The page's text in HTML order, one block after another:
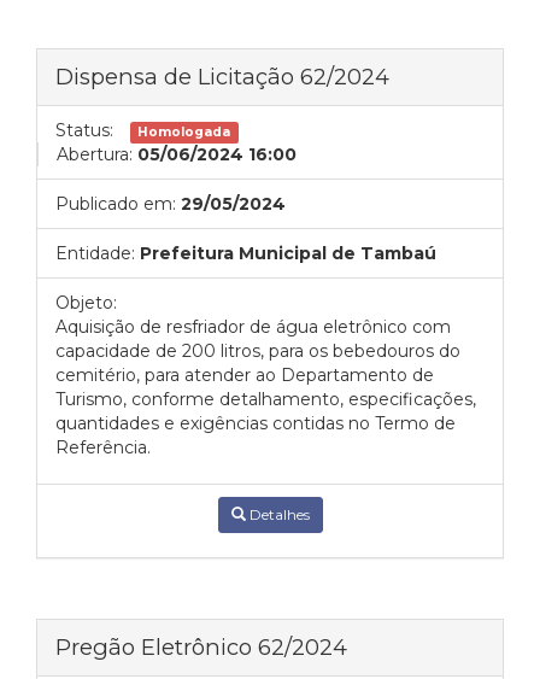
Dispensa de Licitação 62/2024
Status: Homologada
Abertura: 05/06/2024 16:00
Publicado em: 29/05/2024
Entidade: Prefeitura Municipal de Tambaú
Objeto:
Aquisição de resfriador de água eletrônico com
capacidade de 200 litros, para os bebedouros do
cemitério, para atender ao Departamento de
Turismo, conforme detalhamento, especificações,
quantidades e exigências contidas no Termo de
Referência.
Detalhes
Pregão Eletrônico 62/2024